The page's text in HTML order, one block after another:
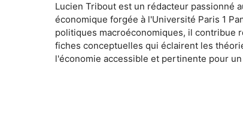
Lucien Tribout est un rédacteur passionné
économique forgée à l'Université Paris 1
politiques macroéconomiques, il contribue
fiches conceptuelles qui éclairent les
l'économie accessible et pertinente pour